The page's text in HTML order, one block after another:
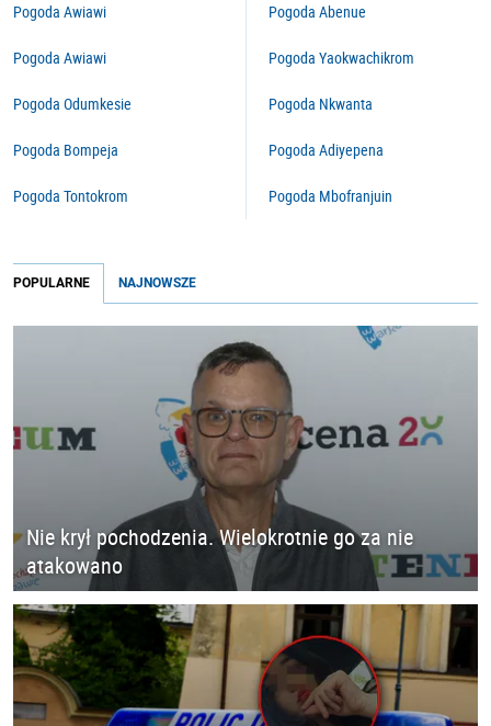
Pogoda Awiawi
Pogoda Awiawi
Pogoda Odumkesie
Pogoda Bompeja
Pogoda Tontokrom
Pogoda Abenue
Pogoda Yaokwachikrom
Pogoda Nkwanta
Pogoda Adiyepena
Pogoda Mbofranjuin
POPULARNE NAJNOWSZE
Nie krył pochodzenia. Wielokrotnie go za nie
atakowano